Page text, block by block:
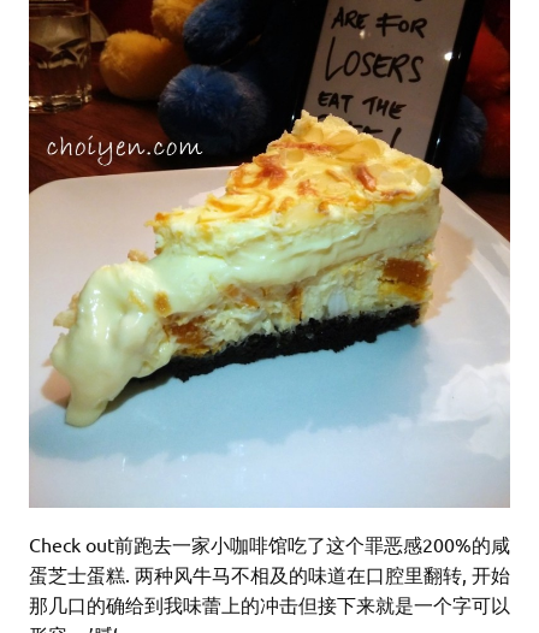
Check out前跑去一家小咖啡馆吃了这个罪恶感200%的咸
蛋芝士蛋糕. 两种风牛马不相及的味道在口腔里翻转, 开始
那几口的确给到我味蕾上的冲击但接下来就是一个字可以